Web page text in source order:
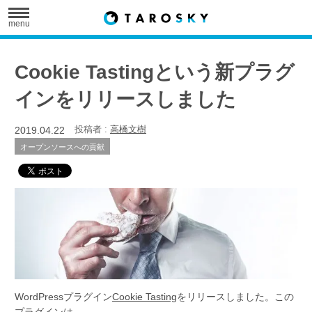
menu
Cookie Tastingという新プラグ
インをリリースしました
2019.04.22 投稿者 : 高橋文樹
オープンソースへの貢献
WordPressプラグインCookie Tastingをリリースしました。この